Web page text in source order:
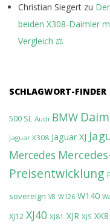
Christian Siegert zu
beiden X308-Daimler
Vergleich ⚖️
SCHLAGWORT-FINDER
500 SL Audi BMW
Jaguar X308 Jaguar XJ
Mercedes
Preisentwicklung
sovereign V8 W126 W140
XJ12 XJ40 XJ81 XJR XJS XK8